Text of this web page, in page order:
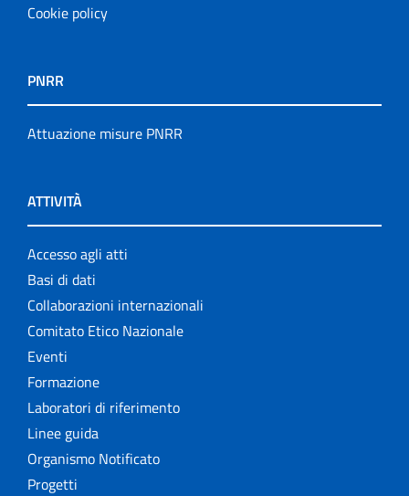
Cookie policy
PNRR
Attuazione misure PNRR
ATTIVITÀ
Accesso agli atti
Basi di dati
Collaborazioni internazionali
Comitato Etico Nazionale
Eventi
Formazione
Laboratori di riferimento
Linee guida
Organismo Notificato
Progetti